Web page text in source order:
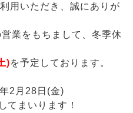
用いただき、誠にありが
営業をもちまして、冬季休
)を予定しております。
2月28日(金)
てまいります！